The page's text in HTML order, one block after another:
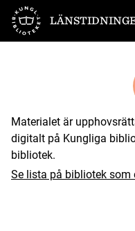
Till startsidan
Materialet är
digitalt på Kungliga
bibliotek.
Se lista på bibliotek